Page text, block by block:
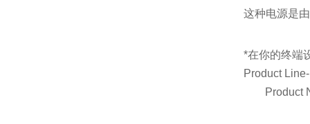
这种电源是
*在你的终端
Product
Product